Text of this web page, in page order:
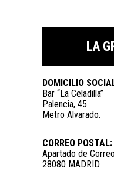
LA
DOMICILIO
Bar “La Celadilla”
Palencia, 45
Metro Alvarado.
CORREO POSTAL:
Apartado de
28080 MADRID.